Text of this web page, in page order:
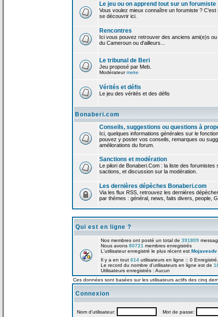
Le jeu ou on apprend tout sur un forumiste
Vous voulez mieux connaître un forumiste ? C'est
se découvrir ici.
Rencontres
Ici vous pouvez retrouver des anciens ami(e)s
du Cameroun ou d'ailleurs...
Le tribunal de Beri
Jeu proposé par Meb.
Modérateurmeke
Vérités et défis
Le jeu des vérités et des défis
Bonaberi.com
Conseils, suggestions ou questions à
Ici, quelques informations générales sur le
pouvez y poster vos conseils, remarques ou
améliorations du forum.
Sanctions et modération
Le pilori de Bonaberi.Com : la liste des
sactions, et discussion sur la modération.
Les dernières dépèches Bonaberi.com
Via les flux RSS, retrouvez les dernières
par thèmes : général, news, faits divers, people,
Qui est en ligne ?
Nos membres ont posté un total de 391809
Nous avons 80721 membres enregistrés
L'utilisateur enregistré le plus récent est Mojavesdv
Il y a en tout 614 utilisateurs en ligne :: 0
Le record du nombre d'utilisateurs en ligne est de
Utilisateurs enregistrés : Aucun
Ces données sont basées sur les utilisateurs actifs des cinq
Connexion
Nom d'utilisateur: Mot de passe: